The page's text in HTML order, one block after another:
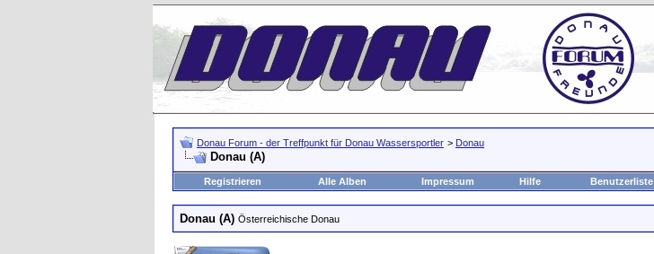
Donau Forum - der Treffpunkt für Donau Wassersportler > Donau
Donau (A)
Registrieren
Alle Alben Impressum Hilfe Benutzerliste
Donau (A) Österreichische Donau